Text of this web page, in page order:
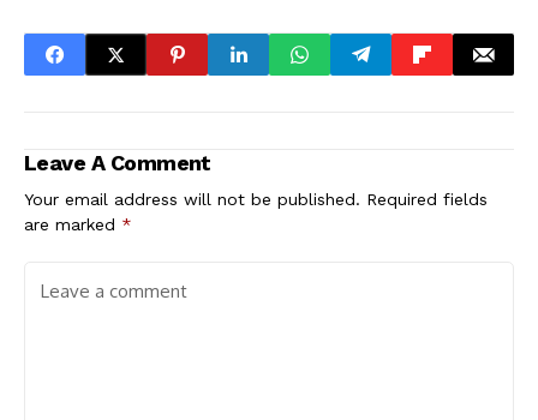
Leave A Comment
Your email address will not be published. Required fields
are marked *